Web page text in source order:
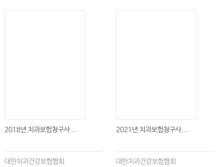
5. 치아와 지지조직에 대한 외상성 손상
3. 구강건강과 전신건강의 연계
4. 예방치학의 기본 전략
6. 집단 및 지역사회 예방 전략7. 공중보건학적 접근과 정책
2018년 치과보험청구사 ...
대한치과건강보험협회
2021년 치과보험청구사 ...
대한치과건강보험협회